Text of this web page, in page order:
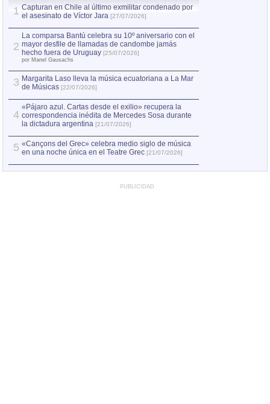
1 Capturan en Chile al último exmilitar condenado por
el asesinato de Víctor Jara [27/07/2026]
2
La comparsa Bantú celebra su 10º aniversario con el
mayor desfile de llamadas de candombe jamás
hecho fuera de Uruguay [25/07/2026]
por Manel Gausachs
3 Margarita Laso lleva la música ecuatoriana a La Mar
de Músicas [22/07/2026]
4
«Pájaro azul. Cartas desde el exilio» recupera la
correspondencia inédita de Mercedes Sosa durante
la dictadura argentina [21/07/2026]
5 «Cançons del Grec» celebra medio siglo de música
en una noche única en el Teatre Grec [21/07/2026]
PUBLICIDAD